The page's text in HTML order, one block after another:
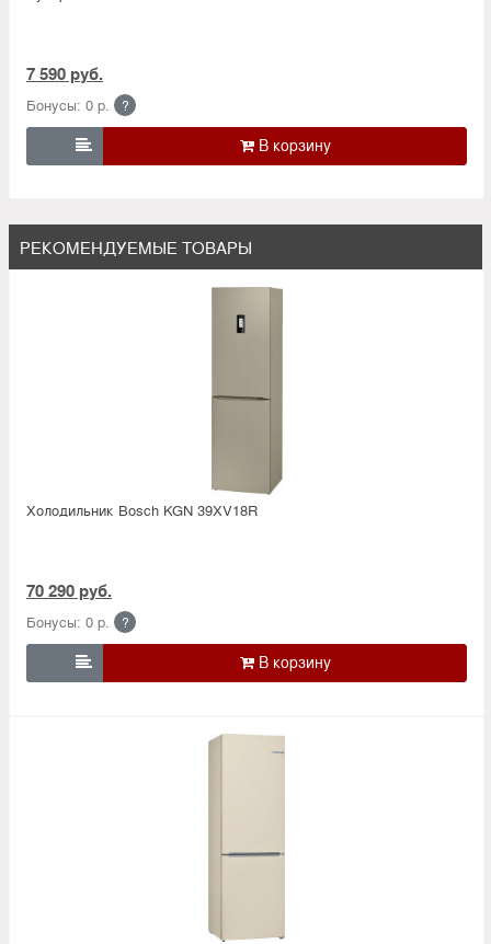
7 590 руб.
Бонусы: 0 р. ?

РЕКОМЕНДУЕМЫЕ ТОВАРЫ
Холодильник Bosсh KGN 39XV18R
70 290 руб.
Бонусы: 0 р. ?
